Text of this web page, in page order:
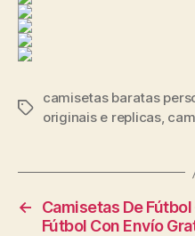
Etiquetas
camisetas baratas
originais e replicas,
←
Camisetas De
Fútbol Con Envío